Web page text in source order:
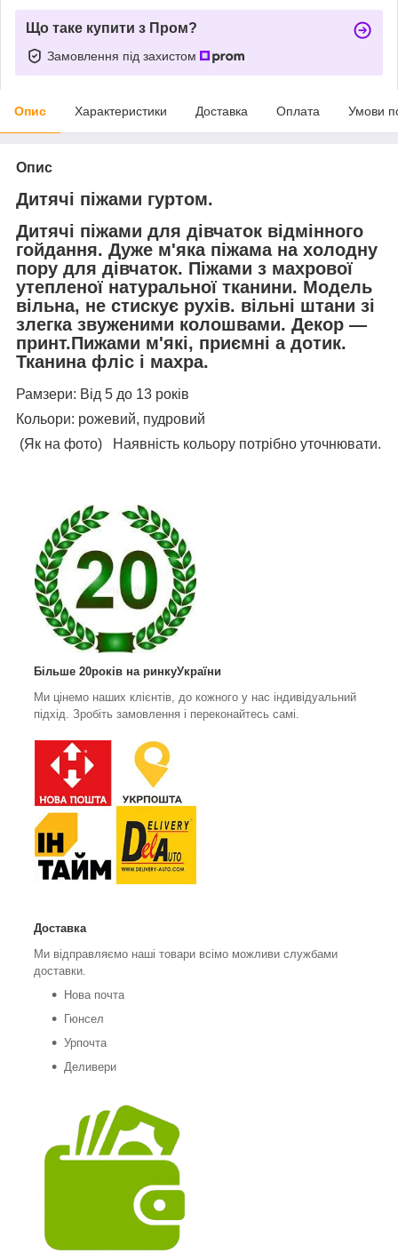
Що таке купити з Пром?
Замовлення під захистом
Опис Характеристики Доставка Оплата Умови
Опис
Дитячі піжами гуртом.
Дитячі піжами для дівчаток відмінного
гойдання. Дуже м'яка піжама на холодну
пору для дівчаток. Піжами з махрової
утепленої натуральної тканини. Модель
вільна, не стискує рухів. вільні штани зі
злегка звуженими колошвами. Декор —
принт.Пижами м'які, приємні а дотик.
Тканина фліс і махра.
Рамзери: Від 5 до 13 років
Кольори: рожевий, пудровий
(Як на фото) Наявність кольору потрібно уточнювати.
Більше 20років на ринкуУкраїни
Ми цінемо наших клієнтів, до кожного у нас індивідуальний
підхід. Зробіть замовлення і переконайтесь самі.
Доставка
Ми відправляємо наші товари всімо можливи службами
доставки.
Нова почта
Гюнсел
Урпочта
Деливери